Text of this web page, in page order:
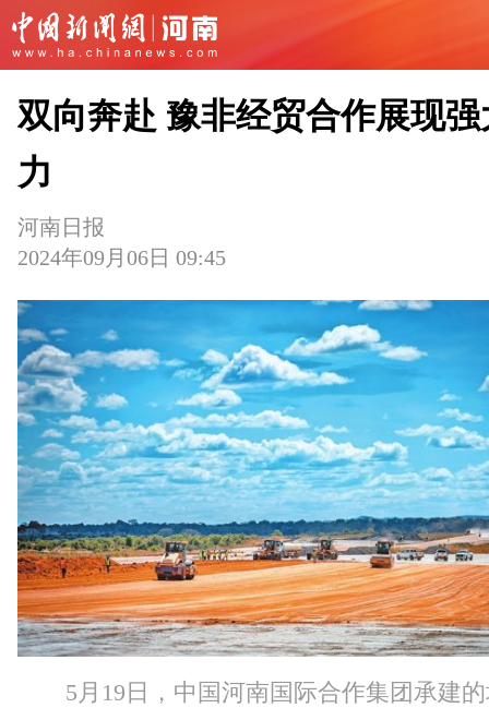
双向奔赴 豫非经贸合作展现强
力
河南日报
2024年09月06日 09:45
5月19日，中国河南国际合作集团承建